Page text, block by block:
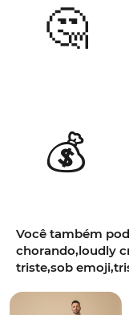
🤔
💰
Você também
chorando,loudly
triste,sob